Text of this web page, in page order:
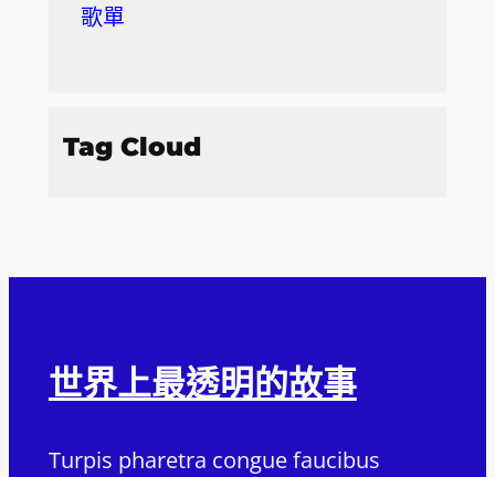
歌單
Tag Cloud
世界上最透明的故事
Turpis pharetra congue faucibus